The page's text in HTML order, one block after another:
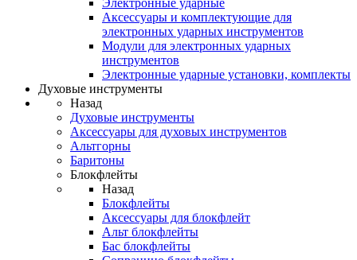
Электронные ударные
Аксессуары и комплектующие для
электронных ударных инструментов
Модули для электронных ударных
инструментов
Электронные ударные установки, комплекты
Духовые инструменты
Назад
Духовые инструменты
Аксессуары для духовых инструментов
Альтгорны
Баритоны
Блокфлейты
Назад
Блокфлейты
Аксессуары для блокфлейт
Альт блокфлейты
Бас блокфлейты